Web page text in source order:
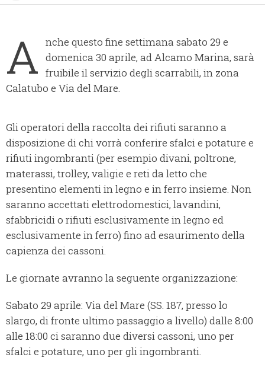
A nche questo fine settimana sabato 29 e
domenica 30 aprile, ad Alcamo Marina, sarà
fruibile il servizio degli scarrabili, in zona
Calatubo e Via del Mare.
Gli operatori della raccolta dei rifiuti saranno a
disposizione di chi vorrà conferire sfalci e potature e
rifiuti ingombranti (per esempio divani, poltrone,
materassi, trolley, valigie e reti da letto che
presentino elementi in legno e in ferro insieme. Non
saranno accettati elettrodomestici, lavandini,
sfabbricidi o rifiuti esclusivamente in legno ed
esclusivamente in ferro) fino ad esaurimento della
capienza dei cassoni.
Le giornate avranno la seguente organizzazione:
Sabato 29 aprile: Via del Mare (SS. 187, presso lo
slargo, di fronte ultimo passaggio a livello) dalle 8:00
alle 18:00 ci saranno due diversi cassoni, uno per
sfalci e potature, uno per gli ingombranti.